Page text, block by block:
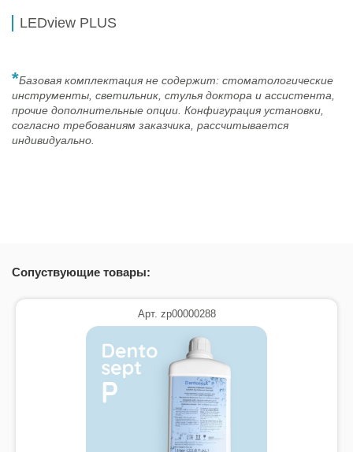
LEDview PLUS
*Базовая комплектация не содержит: стоматологические
инструменты, светильник, стулья доктора и ассистента,
прочие дополнительные опции. Конфигурация установки,
согласно требованиям заказчика, рассчитывается
индивидуально.
График ухода и очистки стоматологической установки Sinius
Скачать (4.79M)
Краткая инструкция о Sinius
Краткая инструкция по эксплуатации Sinius
Сопуствующие товары:
Арт. zp00000288